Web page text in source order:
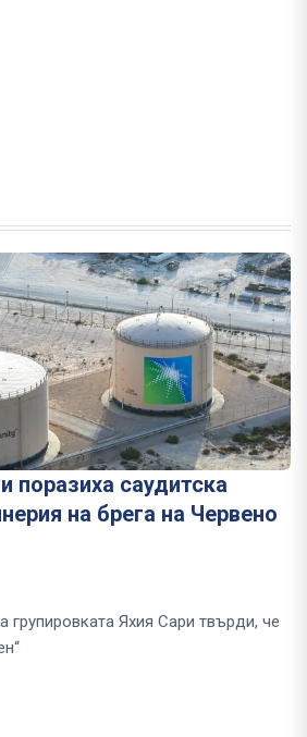
поразиха саудитска
на брега на Червено
групировката Яхия Сари твърди, че